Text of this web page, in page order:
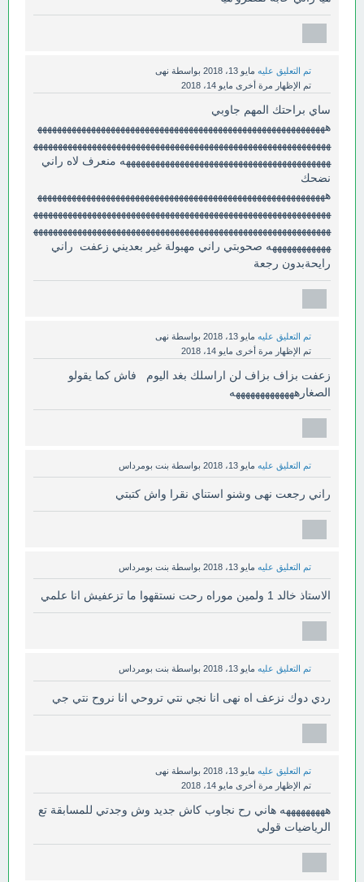
تم التعليق عليه مايو 13، 2018 بواسطة نهى
تم الإظهار مرة أخرى مايو 14، 2018
ساي براحتك المهم جاوبي
هههههههههههههههههههههههههههههههههههههههههههههههههههههههههههه
ههههههههههههههههههههههههههههههههههههههههههههههههههههههههههههه
ههههههههههههههههههههههههههههههههههههههههههه منعرف لاه راني
نضحك
هههههههههههههههههههههههههههههههههههههههههههههههههههههههههههه
ههههههههههههههههههههههههههههههههههههههههههههههههههههههههههههه
ههههههههههههههههههههههههههههههههههههههههههههههههههههههههههههه
ههههههههههههه صحوبتي راني مهبولة غير بعديني زعفت راني
رايحةبدون رجعة
تم التعليق عليه مايو 13، 2018 بواسطة نهى
تم الإظهار مرة أخرى مايو 14، 2018
زعفت بزاف بزاف لن اراسلك بغد اليوم فاش كما يقولو
الصغارهههههههههههههه
تم التعليق عليه مايو 13، 2018 بواسطة بنت بومرداس
راني رجعت نهى وشنو استناي نقرا واش كتبتي
تم التعليق عليه مايو 13، 2018 بواسطة بنت بومرداس
الاستاذ خالد 1 ولمين موراه رحت نستقهوا ما تزعفيش انا علمي
تم التعليق عليه مايو 13، 2018 بواسطة بنت بومرداس
ردي دوك نزعف اه نهى انا نجي نتي تروحي انا نروح نتي جي
تم التعليق عليه مايو 13، 2018 بواسطة نهى
تم الإظهار مرة أخرى مايو 14، 2018
هههههههههه هاني رح نجاوب كاش جديد وش وجدتي للمسابقة تع
الرياضيات قولي